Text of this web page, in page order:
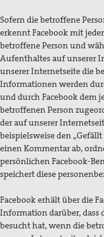
Sofern die betroffene
erkennt Facebook mit
betroffene Person und
Aufenthaltes auf unserer
unserer Internetseite die
Informationen werden
und durch Facebook dem
betroffenen Person
der auf unserer
beispielsweise den
einen Kommentar ab,
persönlichen Facebook-
speichert diese
Facebook erhält über die
Information darüber, dass
besucht hat, wenn die